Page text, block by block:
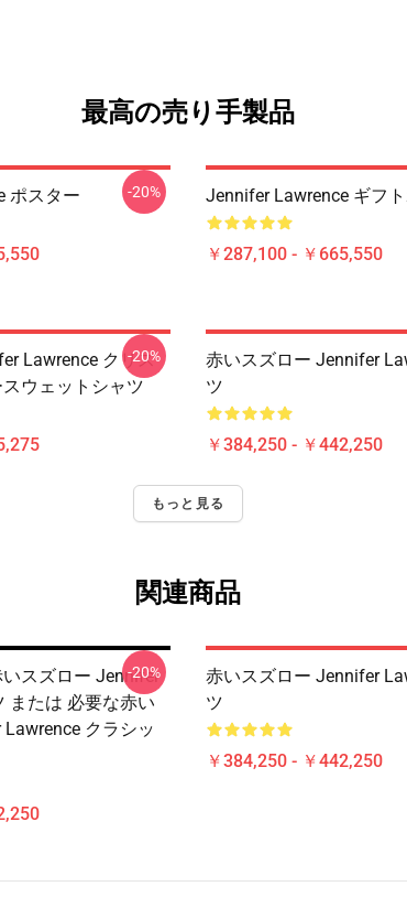
最高の売り手製品
ポスター -20% Jennifer Lawrence ギフ
￥287,100 - ￥665,550
Lawrence クリス
ウェットシャツ
-20%
赤いスズロー Jennifer
ツ
￥384,250 - ￥442,250
もっと見る
関連商品
スズロー Jennifer
または 必要な赤い
クラシッ
-20%
赤いスズロー Jennifer
ツ
￥384,250 - ￥442,250